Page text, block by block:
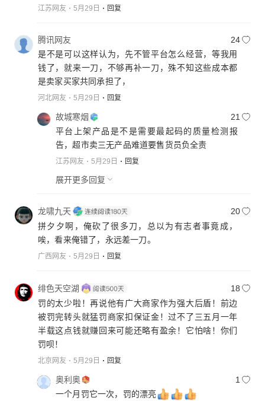
江苏网友 5月29日 回复
腾讯网友
24
是不是可以这样认为，先不管平台怎么经营，等我用
钱了，就来一刀，不够再补一刀，殊不知这些成本都
是卖家买家共同承担了，
河北网友 5月29日 回复
故城寒烟
21
平台上架产品是不是需要最起码的质量检测报
告，超市卖三无产品难道要售货员负全责
江苏网友 5月29日 回复
展开更多回复
龙啸九天
20
拼夕夕啊，俺砍了很多刀，总以为有志者事竟成，
唉，看来俺错了，永远差一刀。
广西网友 5月29日 回复
绯色天空湖
18
罚的太少啦！再说他有广大商家作为强大后盾！前边
被罚完转头就猛罚商家扣保证金！过不了三五月一年
半载这点钱就赚回来可能还略有盈余！它怕啥！你们
罚呗！
北京网友 5月29日 回复
奥利奥
1
一个月罚它一次，罚的漂亮